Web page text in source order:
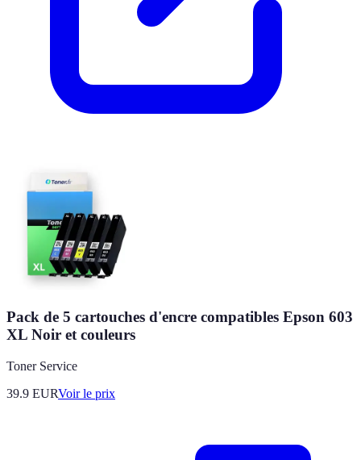
Pack de 5 cartouches d'encre compatibles Epson 603
XL Noir et couleurs
Toner Service
39.9 EURVoir le prix